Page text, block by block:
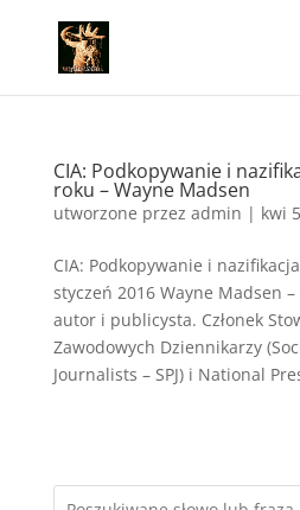
CIA: Podkopywanie i
roku – Wayne Madsen
utworzone przez admin | kwi
CIA: Podkopywanie i
styczeń 2016 Wayne Madsen
autor i publicysta. Członek
Zawodowych Dziennikarzy
Journalists – SPJ) i National